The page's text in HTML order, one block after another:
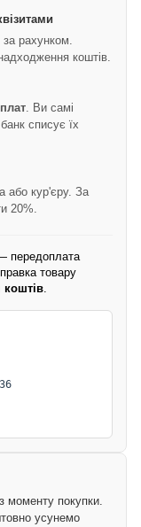
за рахунком.
коштів.
. Ви самі
списує їх
або кур'єру. За
20%.
передоплата
товару
коштів.
з моменту покупки.
усунемо